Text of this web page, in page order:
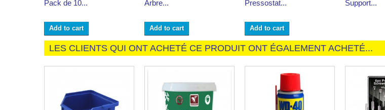
Pack de 10...
Add to cart
Arbre...
Add to cart
Pressostat...
Add to cart
Support...
LES CLIENTS QUI ONT ACHETÉ CE PRODUIT ONT ÉGALEMENT ACHETÉ...